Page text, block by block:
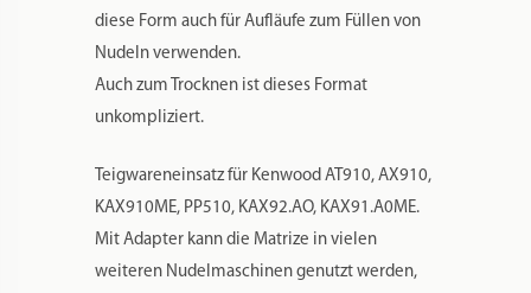
diese Form auch für Aufläufe zum Füllen von
Nudeln verwenden.
Auch zum Trocknen ist dieses Format
unkompliziert.
Teigwareneinsatz für Kenwood AT910, AX910,
KAX910ME, PP510, KAX92.AO, KAX91.A0ME.
Mit Adapter kann die Matrize in vielen
weiteren Nudelmaschinen genutzt werden,